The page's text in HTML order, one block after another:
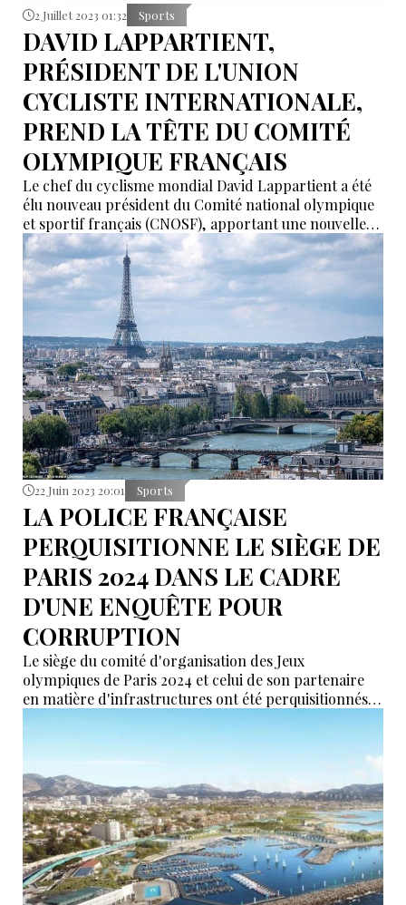
2 Juillet 2023 01:32 Sports
DAVID LAPPARTIENT,
PRÉSIDENT DE L'UNION
CYCLISTE INTERNATIONALE,
PREND LA TÊTE DU COMITÉ
OLYMPIQUE FRANÇAIS
Le chef du cyclisme mondial David Lappartient a été
élu nouveau président du Comité national olympique
et sportif français (CNOSF), apportant une nouvelle
vague d'optimisme et un appel à l'unité alors que
Paris se prépare à accueillir les Jeux olympiques de
2024.
22 Juin 2023 20:01 Sports
LA POLICE FRANÇAISE
PERQUISITIONNE LE SIÈGE DE
PARIS 2024 DANS LE CADRE
D'UNE ENQUÊTE POUR
CORRUPTION
Le siège du comité d'organisation des Jeux
olympiques de Paris 2024 et celui de son partenaire
en matière d'infrastructures ont été perquisitionnés
par la police française dans le cadre d'enquêtes sur
de favoritisme, indiquent les procureurs.